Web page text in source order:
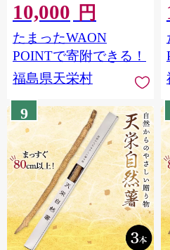
10,000 円
たまったWAON
POINTで寄附できる！
福島県天栄村
9